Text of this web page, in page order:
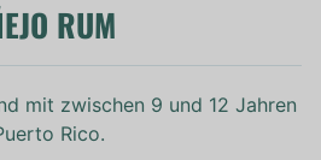
RUM
mit zwischen 9 und 12 Jahren
Rico.